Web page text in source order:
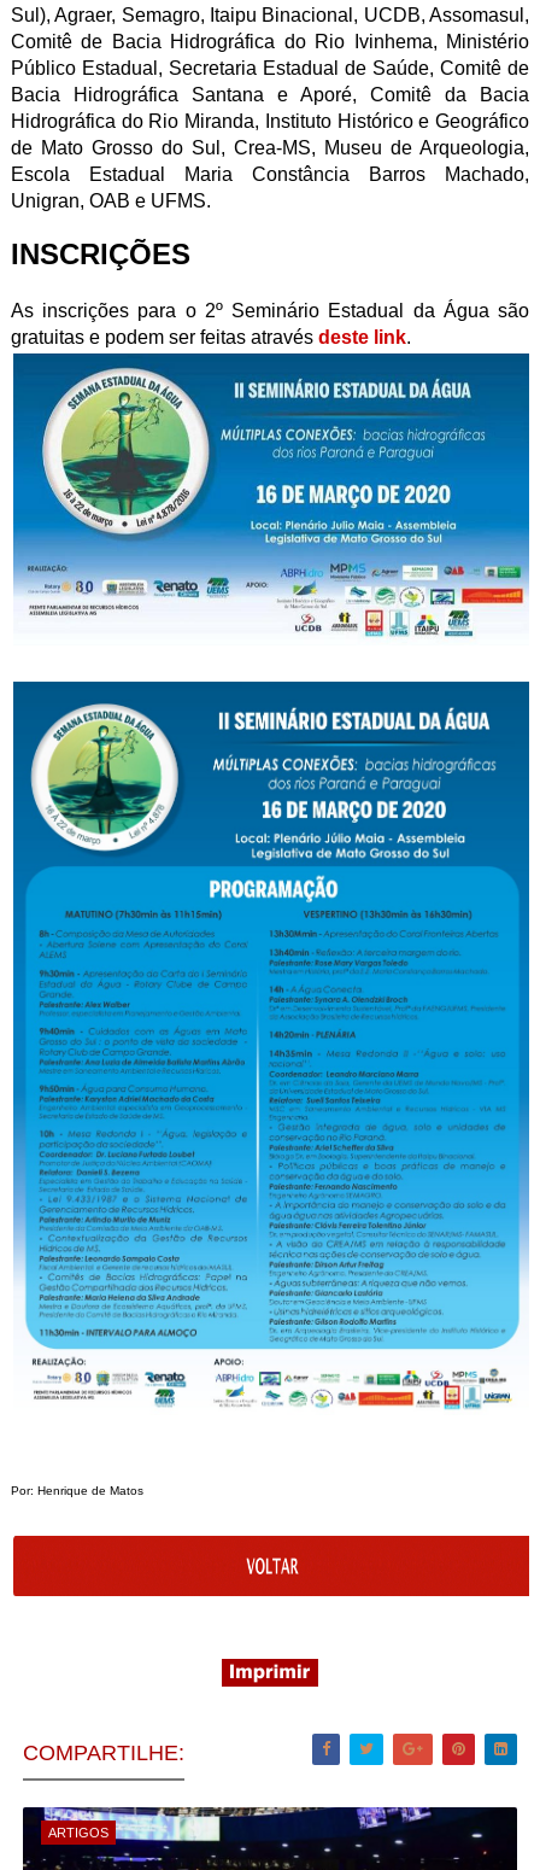
Sul), Agraer, Semagro, Itaipu Binacional, UCDB, Assomasul,
Comitê de Bacia Hidrográfica do Rio Ivinhema, Ministério
Público Estadual, Secretaria Estadual de Saúde, Comitê de
Bacia Hidrográfica Santana e Aporé, Comitê da Bacia
Hidrográfica do Rio Miranda, Instituto Histórico e Geográfico
de Mato Grosso do Sul, Crea-MS, Museu de Arqueologia,
Escola Estadual Maria Constância Barros Machado,
Unigran, OAB e UFMS.
INSCRIÇÕES
As inscrições para o 2º Seminário Estadual da Água são
gratuitas e podem ser feitas através deste link.
Por: Henrique de Matos
COMPARTILHE:
ARTIGOS